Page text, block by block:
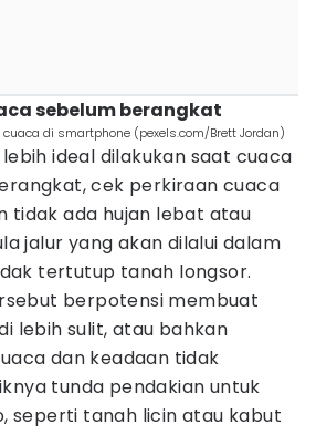
sebelum berangkat
di smartphone (pexels.com/Brett Jordan)
ideal dilakukan saat cuaca
cek perkiraan cuaca
tidak ada hujan lebat atau
jalur yang akan dilalui dalam
tertutup tanah longsor.
berpotensi membuat
lebih sulit, atau bahkan
dan keadaan tidak
tunda pendakian untuk
seperti tanah licin atau kabut